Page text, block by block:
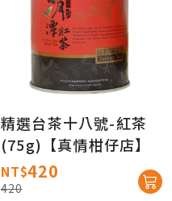
精選台茶十八號-紅茶
(75g)【真情柑仔店】
NT$420
420